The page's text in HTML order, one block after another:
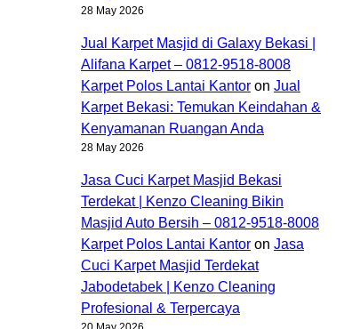
28 May 2026
Jual Karpet Masjid di Galaxy Bekasi |
Alifana Karpet – 0812-9518-8008
Karpet Polos Lantai Kantor on Jual
Karpet Bekasi: Temukan Keindahan &
Kenyamanan Ruangan Anda
28 May 2026
Jasa Cuci Karpet Masjid Bekasi
Terdekat | Kenzo Cleaning Bikin
Masjid Auto Bersih – 0812-9518-8008
Karpet Polos Lantai Kantor on Jasa
Cuci Karpet Masjid Terdekat
Jabodetabek | Kenzo Cleaning
Profesional & Terpercaya